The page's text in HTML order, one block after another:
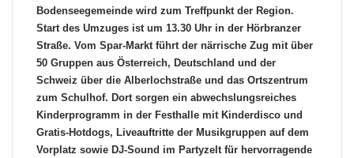
Bodenseegemeinde wird zum Treffpunkt der Region.
Start des Umzuges ist um 13.30 Uhr in der Hörbranzer
Straße. Vom Spar-Markt führt der närrische Zug mit über
50 Gruppen aus Österreich, Deutschland und der
Schweiz über die Alberlochstraße und das Ortszentrum
zum Schulhof. Dort sorgen ein abwechslungsreiches
Kinderprogramm in der Festhalle mit Kinderdisco und
Gratis-Hotdogs, Liveauftritte der Musikgruppen auf dem
Vorplatz sowie DJ-Sound im Partyzelt für hervorragende